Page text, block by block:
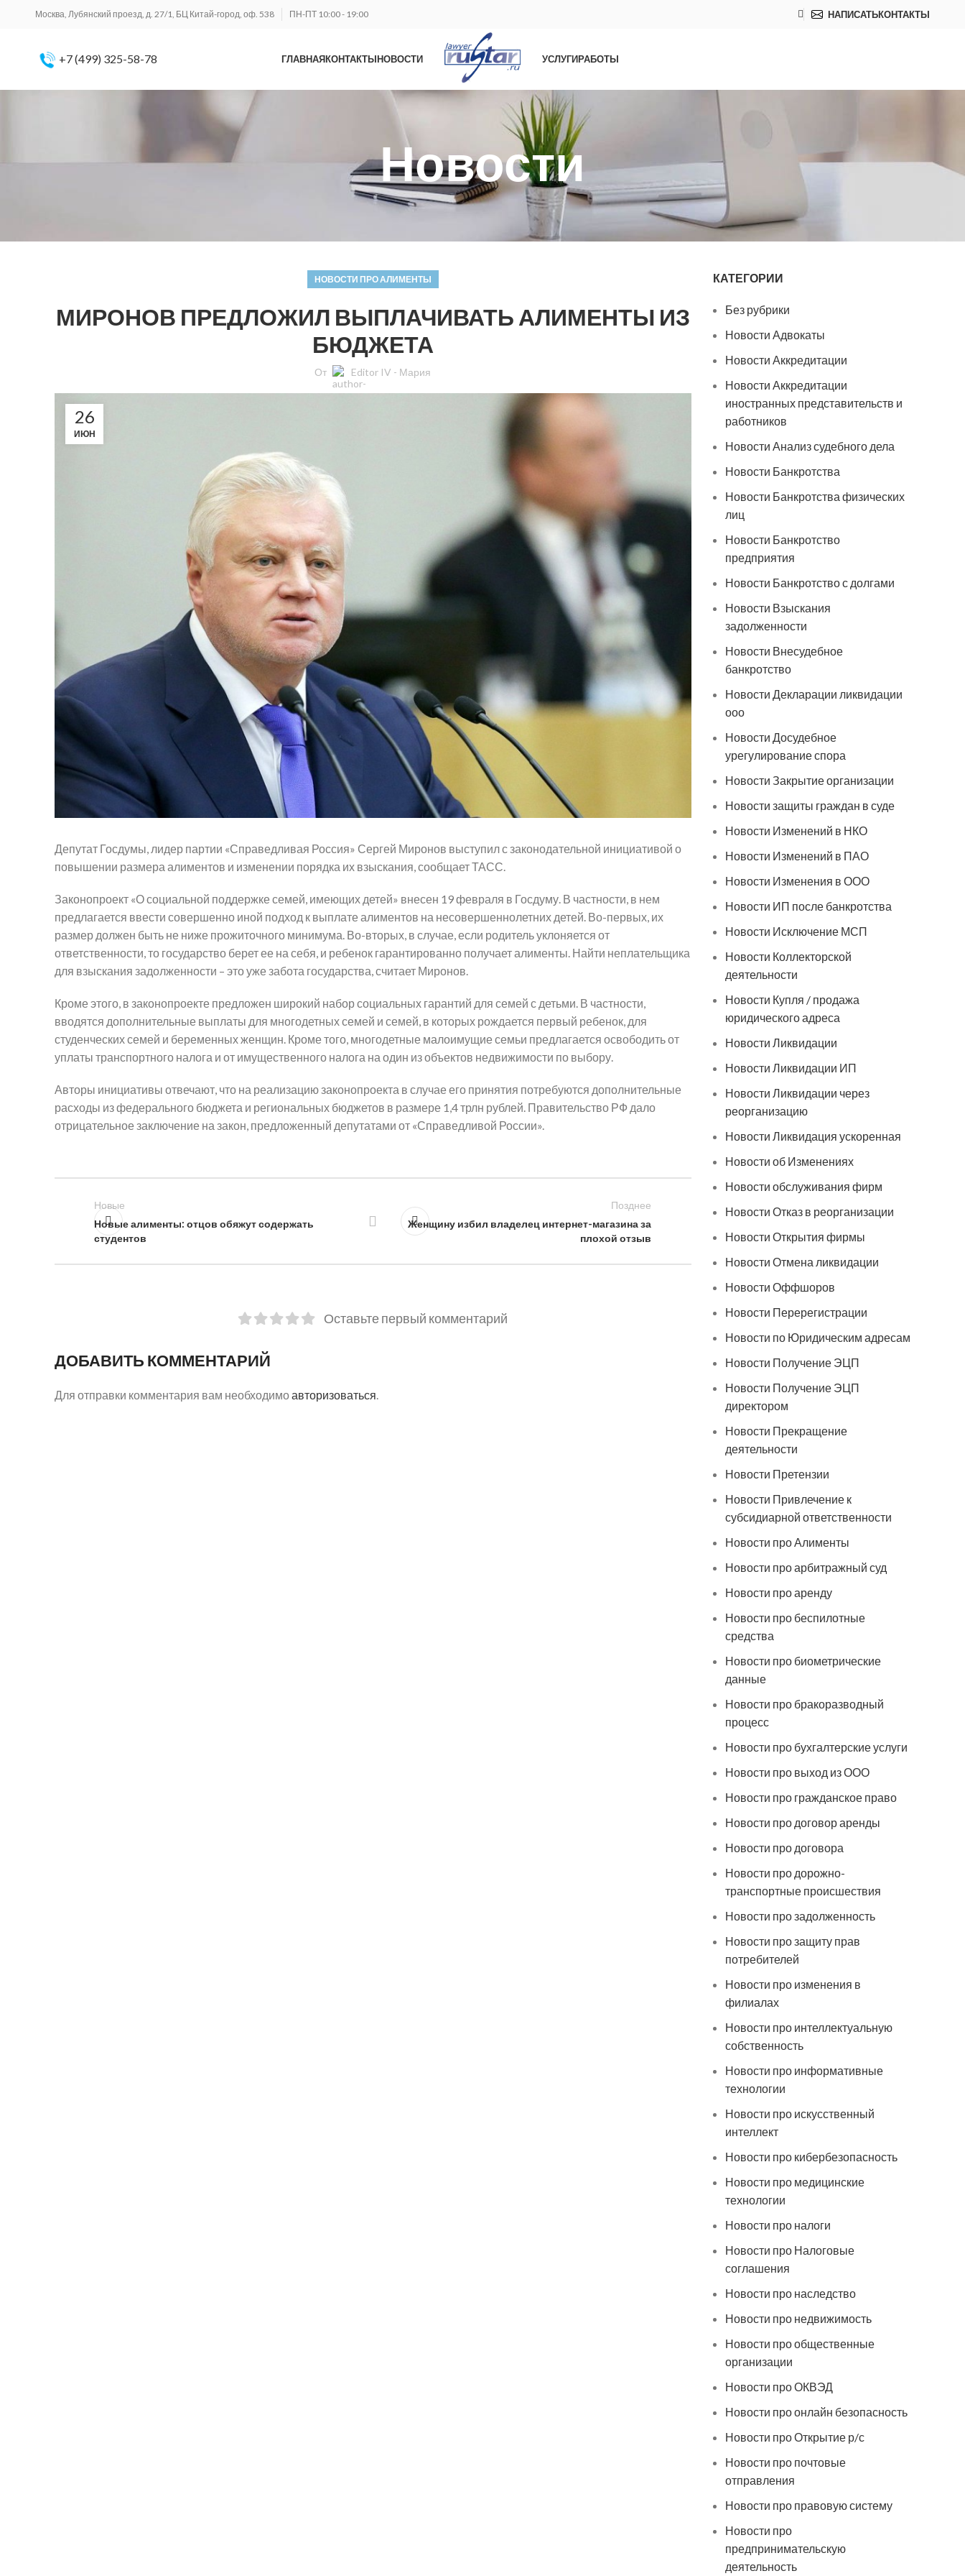
Москва, Лубянский проезд, д. 27/1, БЦ Китай-город, оф. 538 ПН-ПТ 10:00 - 19:00 НАПИСАТЬКОНТАКТЫ
+7 (499) 325-58-78 ГЛАВНАЯКОНТАКТЫНОВОСТИ УСЛУГИРАБОТЫ
Новости
НОВОСТИ ПРО АЛИМЕНТЫ
МИРОНОВ ПРЕДЛОЖИЛ ВЫПЛАЧИВАТЬ АЛИМЕНТЫ ИЗ
БЮДЖЕТА
От Editor IV - Мария
26
ИЮН
Депутат Госдумы, лидер партии «Справедливая Россия» Сергей Миронов выступил с законодательной инициативой о
повышении размера алиментов и изменении порядка их взыскания, сообщает ТАСС.
Законопроект «О социальной поддержке семей, имеющих детей» внесен 19 февраля в Госдуму. В частности, в нем
предлагается ввести совершенно иной подход к выплате алиментов на несовершеннолетних детей. Во-первых, их
размер должен быть не ниже прожиточного минимума. Во-вторых, в случае, если родитель уклоняется от
ответственности, то государство берет ее на себя, и ребенок гарантированно получает алименты. Найти неплательщика
для взыскания задолженности – это уже забота государства, считает Миронов.
Кроме этого, в законопроекте предложен широкий набор социальных гарантий для семей с детьми. В частности,
вводятся дополнительные выплаты для многодетных семей и семей, в которых рождается первый ребенок, для
студенческих семей и беременных женщин. Кроме того, многодетные малоимущие семьи предлагается освободить от
уплаты транспортного налога и от имущественного налога на один из объектов недвижимости по выбору.
Авторы инициативы отвечают, что на реализацию законопроекта в случае его принятия потребуются дополнительные
расходы из федерального бюджета и региональных бюджетов в размере 1,4 трлн рублей. Правительство РФ дало
отрицательное заключение на закон, предложенный депутатами от «Справедливой России».
Новые
Новые алименты: отцов обяжут содержать
студентов
Позднее
Женщину избил владелец интернет-магазина за
плохой отзыв
Оставьте первый комментарий
ДОБАВИТЬ КОММЕНТАРИЙ
Для отправки комментария вам необходимоавторизоваться.
КАТЕГОРИИ
Без рубрики
Новости Адвокаты
Новости Аккредитации
Новости Аккредитации
иностранных представительств и
работников
Новости Анализ судебного дела
Новости Банкротства
Новости Банкротства физических
лиц
Новости Банкротство
предприятия
Новости Банкротство с долгами
Новости Взыскания
задолженности
Новости Внесудебное
банкротство
Новости Декларации ликвидации
ооо
Новости Досудебное
урегулирование спора
Новости Закрытие организации
Новости защиты граждан в суде
Новости Изменений в НКО
Новости Изменений в ПАО
Новости Изменения в ООО
Новости ИП после банкротства
Новости Исключение МСП
Новости Коллекторской
деятельности
Новости Купля / продажа
юридического адреса
Новости Ликвидации
Новости Ликвидации ИП
Новости Ликвидации через
реорганизацию
Новости Ликвидация ускоренная
Новости об Изменениях
Новости обслуживания фирм
Новости Отказ в реорганизации
Новости Открытия фирмы
Новости Отмена ликвидации
Новости Оффшоров
Новости Перерегистрации
Новости по Юридическим адресам
Новости Получение ЭЦП
Новости Получение ЭЦП
директором
Новости Прекращение
деятельности
Новости Претензии
Новости Привлечение к
субсидиарной ответственности
Новости про Алименты
Новости про арбитражный суд
Новости про аренду
Новости про беспилотные
средства
Новости про биометрические
данные
Новости про бракоразводный
процесс
Новости про бухгалтерские услуги
Новости про выход из ООО
Новости про гражданское право
Новости про договор аренды
Новости про договора
Новости про дорожно-
транспортные происшествия
Новости про задолженность
Новости про защиту прав
потребителей
Новости про изменения в
филиалах
Новости про интеллектуальную
собственность
Новости про информативные
технологии
Новости про искусственный
интеллект
Новости про кибербезопасность
Новости про медицинские
технологии
Новости про налоги
Новости про Налоговые
соглашения
Новости про наследство
Новости про недвижимость
Новости про общественные
организации
Новости про ОКВЭД
Новости про онлайн безопасность
Новости про Открытие р/с
Новости про почтовые
отправления
Новости про правовую систему
Новости про
предпринимательскую
деятельность